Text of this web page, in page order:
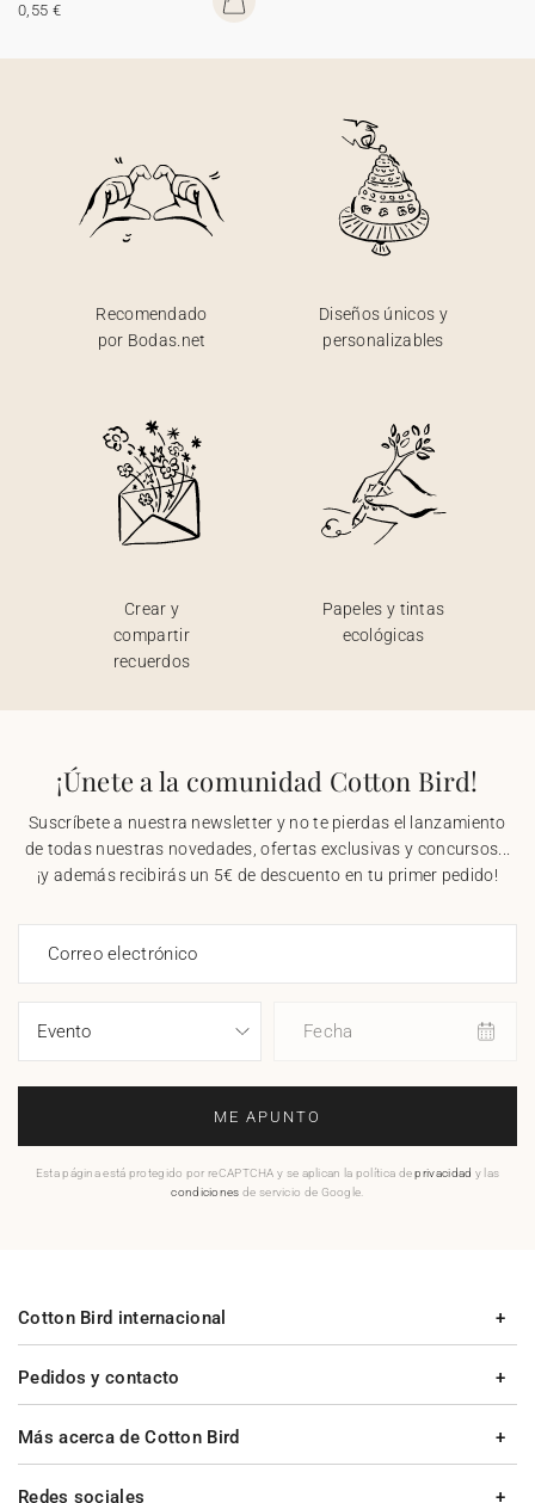
0,55 €
Recomendado
por Bodas.net
Diseños únicos y
personalizables
Crear y
compartir
recuerdos
Papeles y tintas
ecológicas
¡Únete a la comunidad Cotton Bird!
Suscríbete a nuestra newsletter y no te pierdas el lanzamiento
de todas nuestras novedades, ofertas exclusivas y concursos...
¡y además recibirás un 5€ de descuento en tu primer pedido!
Correo electrónico
Fecha
ME APUNTO
Esta página está protegido por reCAPTCHA y se aplican la política deprivacidad y las
condiciones de servicio de Google.
Pedidos y contacto
Más acerca de Cotton Bird
Cotton Bird internacional
Redes sociales